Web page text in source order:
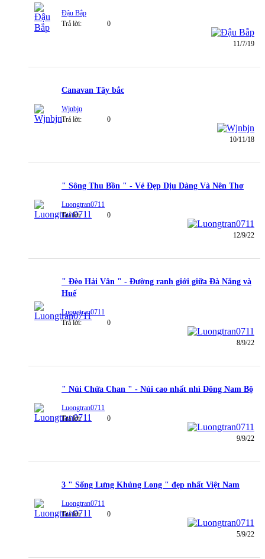
Đậu Bắp
Trả lời:
0
11/7/19
Canavan Tây bắc
Wjnbjn
Trả lời:
0
10/11/18
" Sông Thu Bồn " - Vẻ Đẹp Dịu Dàng Và Nên Thơ
Luongtran0711
Trả lời:
0
12/9/22
" Đèo Hải Vân " - Đường ranh giới giữa Đà Nắng và
Huế
Luongtran0711
Trả lời:
0
8/9/22
" Núi Chứa Chan " - Núi cao nhất nhì Đông Nam Bộ
Luongtran0711
Trả lời:
0
9/9/22
3 " Sống Lưng Khủng Long " đẹp nhất Việt Nam
Luongtran0711
Trả lời:
0
5/9/22